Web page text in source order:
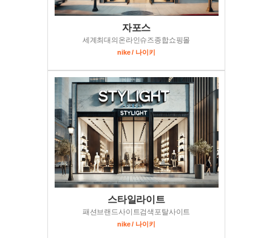
자포스
세계최대의온라인슈즈종합쇼핑몰
nike / 나이키
스타일라이트
패션브랜드사이트검색포탈사이트
nike / 나이키